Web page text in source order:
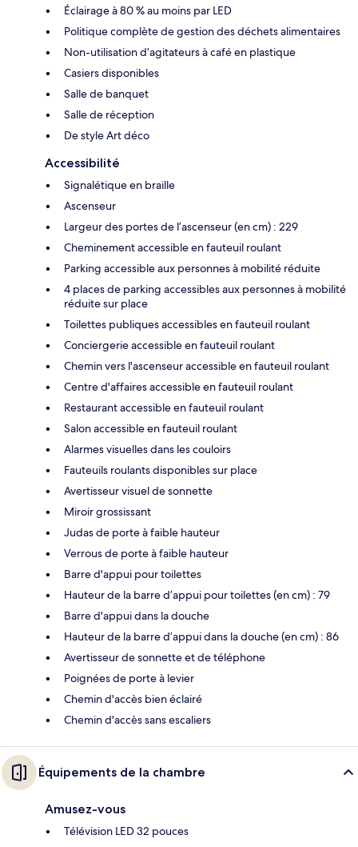
Éclairage à 80 % au moins par LED
Politique complète de gestion des déchets alimentaires
Non-utilisation d’agitateurs à café en plastique
Casiers disponibles
Salle de banquet
Salle de réception
De style Art déco
Accessibilité
Signalétique en braille
Ascenseur
Largeur des portes de l’ascenseur (en cm) : 229
Cheminement accessible en fauteuil roulant
Parking accessible aux personnes à mobilité réduite
4 places de parking accessibles aux personnes à mobilité
réduite sur place
Toilettes publiques accessibles en fauteuil roulant
Conciergerie accessible en fauteuil roulant
Chemin vers l'ascenseur accessible en fauteuil roulant
Centre d'affaires accessible en fauteuil roulant
Restaurant accessible en fauteuil roulant
Salon accessible en fauteuil roulant
Alarmes visuelles dans les couloirs
Fauteuils roulants disponibles sur place
Avertisseur visuel de sonnette
Miroir grossissant
Judas de porte à faible hauteur
Verrous de porte à faible hauteur
Barre d'appui pour toilettes
Hauteur de la barre d’appui pour toilettes (en cm) : 79
Barre d'appui dans la douche
Hauteur de la barre d’appui dans la douche (en cm) : 86
Avertisseur de sonnette et de téléphone
Poignées de porte à levier
Chemin d'accès bien éclairé
Chemin d'accès sans escaliers
Équipements de la chambre
Amusez-vous
Télévision LED 32 pouces